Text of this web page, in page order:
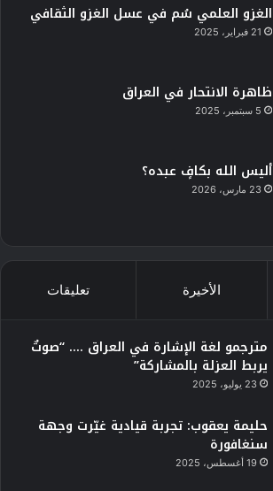
الغزو العلمي سُم في عسل الغزو الثقافي
21 فبراير، 2025
ظاهرة الانتحار في العراق
5 سبتمبر، 2025
أليس الله بكافٍ عبده؟
23 مارس، 2026
الأخيرة تعليقات
مترجمو لغة الإشارة في العراق …. “صوتٌ
يربط العزلة بالمشاركة”
23 يوليو، 2025
حليمة يعقوب: تجربة قيادية غيّرت وجهة
سنغافورة
19 أغسطس، 2025